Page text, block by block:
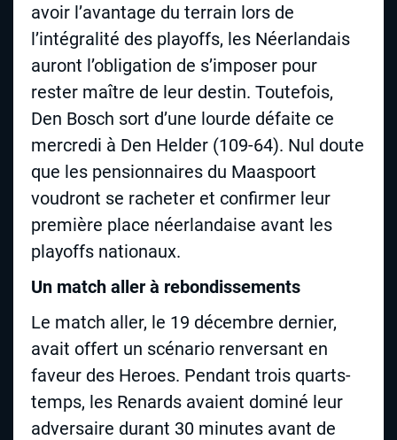
avoir l’avantage du terrain lors de
l’intégralité des playoffs, les Néerlandais
auront l’obligation de s’imposer pour
rester maître de leur destin. Toutefois,
Den Bosch sort d’une lourde défaite ce
mercredi à Den Helder (109-64). Nul doute
que les pensionnaires du Maaspoort
voudront se racheter et confirmer leur
première place néerlandaise avant les
playoffs nationaux.
Un match aller à rebondissements
Le match aller, le 19 décembre dernier,
avait offert un scénario renversant en
faveur des Heroes. Pendant trois quarts-
temps, les Renards avaient dominé leur
adversaire durant 30 minutes avant de